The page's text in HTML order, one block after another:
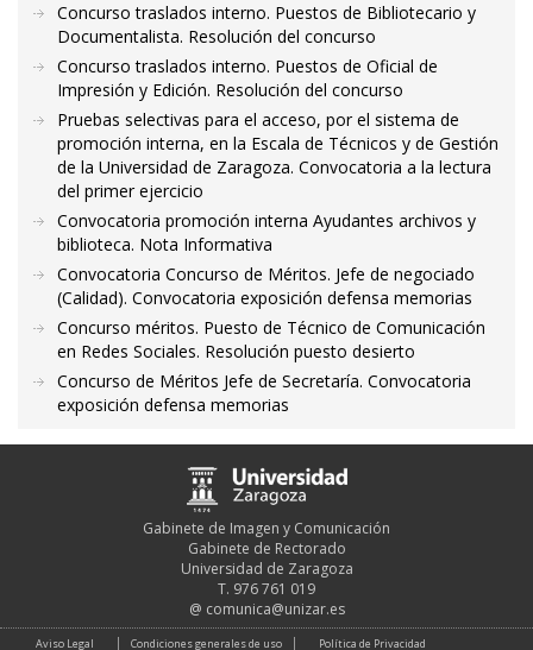
Concurso traslados interno. Puestos de Bibliotecario y
Documentalista. Resolución del concurso
Concurso traslados interno. Puestos de Oficial de
Impresión y Edición. Resolución del concurso
Pruebas selectivas para el acceso, por el sistema de
promoción interna, en la Escala de Técnicos y de Gestión
de la Universidad de Zaragoza. Convocatoria a la lectura
del primer ejercicio
Convocatoria promoción interna Ayudantes archivos y
biblioteca. Nota Informativa
Convocatoria Concurso de Méritos. Jefe de negociado
(Calidad). Convocatoria exposición defensa memorias
Concurso méritos. Puesto de Técnico de Comunicación
en Redes Sociales. Resolución puesto desierto
Concurso de Méritos Jefe de Secretaría. Convocatoria
exposición defensa memorias
Gabinete de Imagen y Comunicación
Gabinete de Rectorado
Universidad de Zaragoza
T. 976 761 019
@ comunica@unizar.es
Aviso Legal Condiciones generales de uso Política de Privacidad